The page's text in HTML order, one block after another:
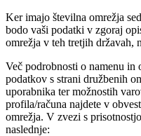
Ker imajo številna omrežja
bodo vaši podatki v zgoraj
omrežja v teh tretjih državah,
Več podrobnosti o namenu in
podatkov s strani družbenih
uporabnika ter možnostih
profila/računa najdete v
omrežja. V zvezi s
naslednje: